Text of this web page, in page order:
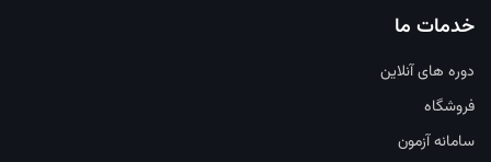
خدمات ما
دوره های آنلاین
فروشگاه
سامانه آزمون